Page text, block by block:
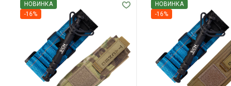
НОВИНКА
-16%
НОВИНКА
-16%